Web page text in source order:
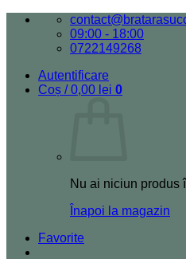
Skip
09:00 - 18:00
0722149268
Autentificare
Coș /0,00 lei 0
Nu ai niciun produs
Înapoi la magazin
Favorite